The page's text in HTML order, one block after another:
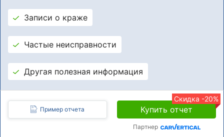
Записи о краже
Частые неисправности
Другая полезная информация
Пример отчета
Скидка -20%
Купить отчет
Партнер